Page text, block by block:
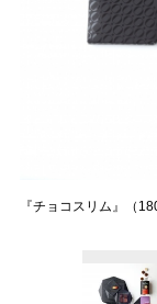
『チョコスリム』（